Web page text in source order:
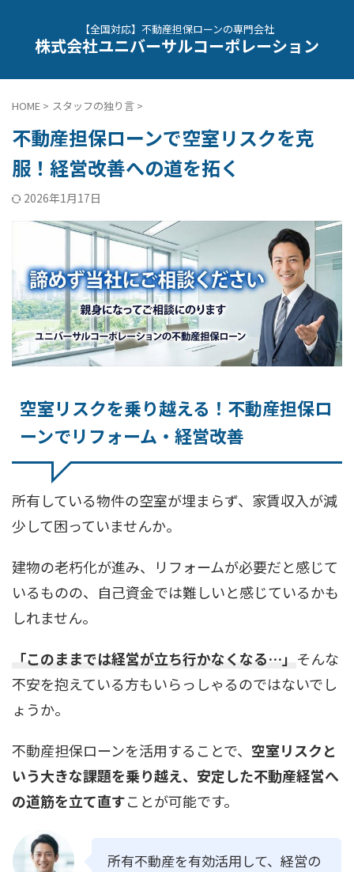
【全国対応】不動産担保ローンの専門会社
株式会社ユニバーサルコーポレーション
HOME > スタッフの独り言 >
不動産担保ローンで空室リスクを克
服！経営改善への道を拓く
2026年1月17日
空室リスクを乗り越える！不動産担保ロ
ーンでリフォーム・経営改善
所有している物件の空室が埋まらず、家賃収入が減
少して困っていませんか。
建物の老朽化が進み、リフォームが必要だと感じて
いるものの、自己資金では難しいと感じているかも
しれません。
「このままでは経営が立ち行かなくなる…」 そんな
不安を抱えている方もいらっしゃるのではないでし
ょうか。
不動産担保ローンを活用することで、 空室リスクと
いう大きな課題を乗り越え、安定した不動産経営へ
の道筋を立て直すことが可能です。
所有不動産を有効活用して、経営の